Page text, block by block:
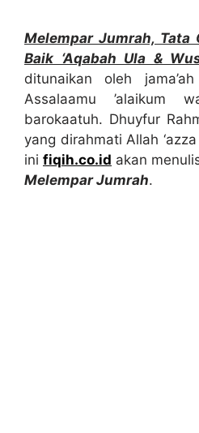
Melempar Jumrah, Tata
Baik ‘Aqabah Ula &
ditunaikan oleh
Assalaamu ’alaikum
barokaatuh. Dhuyfur
yang dirahmati Allah
ini fiqih.co.id akan
Melempar Jumrah.